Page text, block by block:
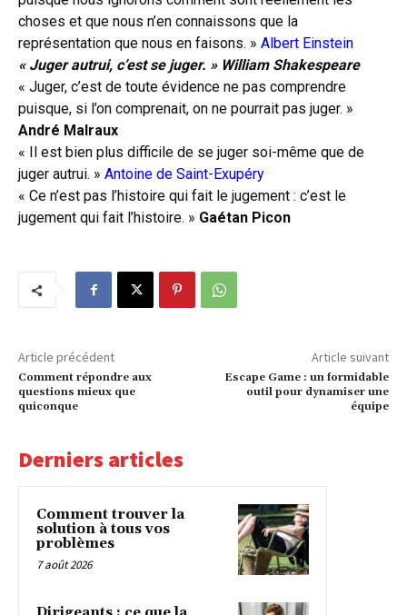
choses et que nous n’en connaissons que la
représentation que nous en faisons. » Albert Einstein
« Juger autrui, c’est se juger. » William Shakespeare
« Juger, c’est de toute évidence ne pas comprendre
puisque, si l’on comprenait, on ne pourrait pas juger. »
André Malraux
« Il est bien plus difficile de se juger soi-même que de
juger autrui. » Antoine de Saint-Exupéry
« Ce n’est pas l’histoire qui fait le jugement : c’est le
jugement qui fait l’histoire. » Gaétan Picon
Article précédent
Comment répondre aux
questions mieux que
quiconque
Article suivant
Escape Game : un formidable
outil pour dynamiser une
équipe
Derniers articles
Comment trouver la
solution à tous vos
problèmes
7 août 2026